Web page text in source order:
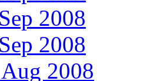
2008
2008
2008